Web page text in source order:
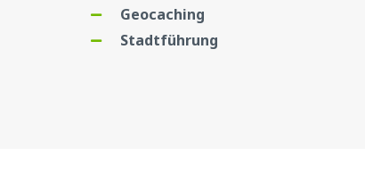
Geocaching
Stadtführung